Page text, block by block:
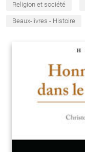
Religion et société
Beaux-livres - Histoire